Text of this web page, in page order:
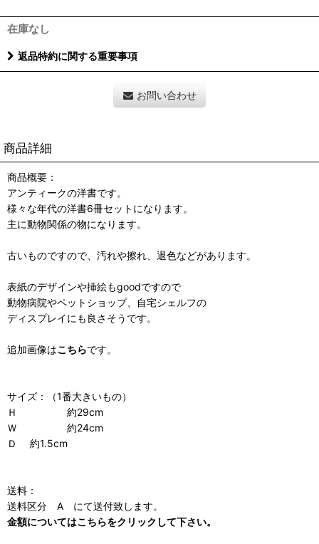
在庫なし
返品特約に関する重要事項
お問い合わせ
商品詳細
商品概要：
アンティークの洋書です。
様々な年代の洋書6冊セットになります。
主に動物関係の物になります。
古いものですので、汚れや擦れ、退色などがあります。
表紙のデザインや挿絵もgoodですので
動物病院やペットショップ、自宅シェルフの
ディスプレイにも良さそうです。
追加画像はこちらです。
サイズ：（1番大きいもの）
Ｈ 約29cm
Ｗ 約24cm
Ｄ 約1.5cm
送料：
送料区分 A にて送付致します。
金額についてはこちらをクリックして下さい。